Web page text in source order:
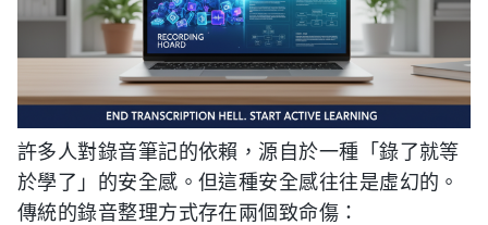
許多人對錄音筆記的依賴，源自於一種「錄了就等
於學了」的安全感。但這種安全感往往是虛幻的。
傳統的錄音整理方式存在兩個致命傷：